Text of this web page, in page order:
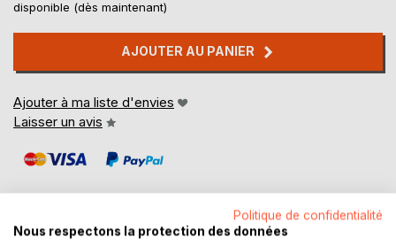
disponible (dès maintenant)
AJOUTER AU PANIER
Ajouter à ma liste d'envies
Laisser un avis
Politique de confidentialité
Nous respectons la protection des données